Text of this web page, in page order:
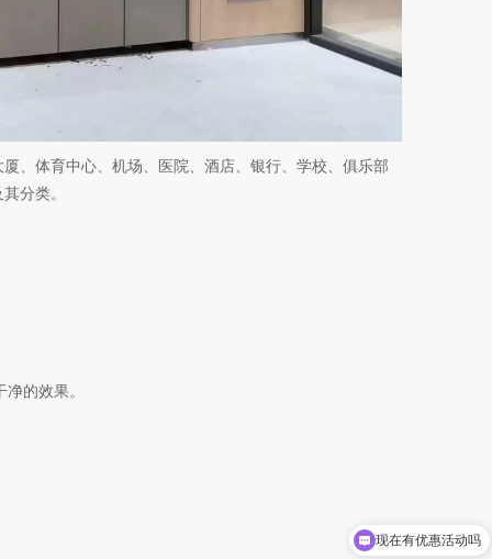
、体育中心、机场、医院、酒店、银行、学校、俱乐部
分类。
的效果。
现在有优惠活动吗